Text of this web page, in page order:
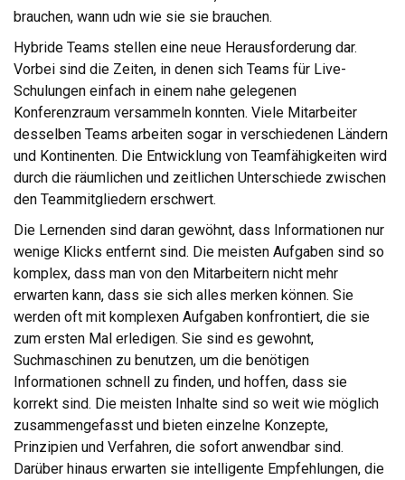
brauchen, wann udn wie sie sie brauchen.
Hybride Teams stellen eine neue Herausforderung dar.
Vorbei sind die Zeiten, in denen sich Teams für Live-
Schulungen einfach in einem nahe gelegenen
Konferenzraum versammeln konnten. Viele Mitarbeiter
desselben Teams arbeiten sogar in verschiedenen Ländern
und Kontinenten. Die Entwicklung von Teamfähigkeiten wird
durch die räumlichen und zeitlichen Unterschiede zwischen
den Teammitgliedern erschwert.
Die Lernenden sind daran gewöhnt, dass Informationen nur
wenige Klicks entfernt sind. Die meisten Aufgaben sind so
komplex, dass man von den Mitarbeitern nicht mehr
erwarten kann, dass sie sich alles merken können. Sie
werden oft mit komplexen Aufgaben konfrontiert, die sie
zum ersten Mal erledigen. Sie sind es gewohnt,
Suchmaschinen zu benutzen, um die benötigen
Informationen schnell zu finden, und hoffen, dass sie
korrekt sind. Die meisten Inhalte sind so weit wie möglich
zusammengefasst und bieten einzelne Konzepte,
Prinzipien und Verfahren, die sofort anwendbar sind.
Darüber hinaus erwarten sie intelligente Empfehlungen, die